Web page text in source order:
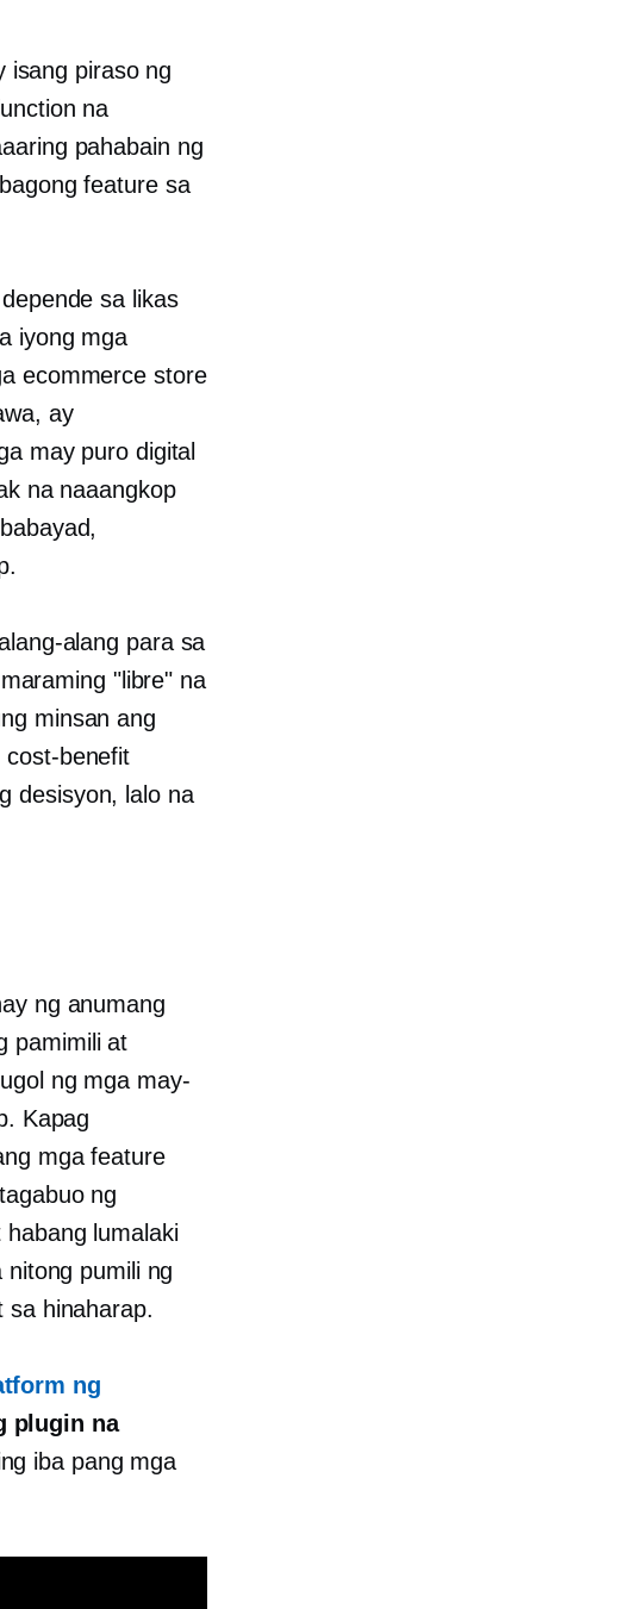
isang piraso ng
na
pahabain ng
feature sa
sa likas
iyong mga
ecommerce store
ay
may puro digital
na naaangkop
alang para sa
"libre" na
minsan ang
cost-benefit
desisyon, lalo na
ng anumang
pamimili at
ng mga may-
Kapag
mga feature
ng
lumalaki
pumili ng
sa hinaharap.
ng
plugin na
iba pang mga